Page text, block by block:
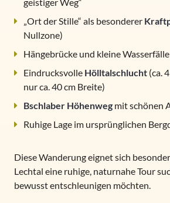
„Ort der Stille“ als besonderer
Nullzone)
Hängebrücke und kleine
Eindrucksvolle Hölltalschlucht (ca.
nur ca. 40 cm Breite)
Bschlaber Höhenweg mit schönen
Ruhige Lage im ursprünglichen
Diese Wanderung eignet sich
Lechtal eine ruhige, naturnahe Tour
bewusst entschleunigen möchten.